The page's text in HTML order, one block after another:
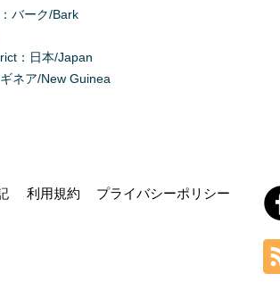
バーク/Bark
：日本/Japan
ネア/New Guinea
利用規約 プライバシーポリシー